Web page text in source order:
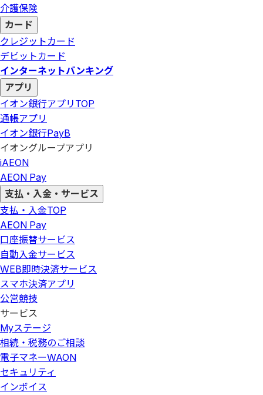
介護保険
カード
クレジットカード
デビットカード
インターネットバンキング
アプリ
イオン銀行アプリ TOP
通帳アプリ
イオン銀行PayB
イオングループアプリ
iAEON
AEON Pay
支払・入金・サービス
支払・入金TOP
AEON Pay
口座振替サービス
自動入金サービス
WEB即時決済サービス
スマホ決済アプリ
公営競技
サービス
Myステージ
相続・税務のご相談
電子マネーWAON
セキュリティ
インボイス